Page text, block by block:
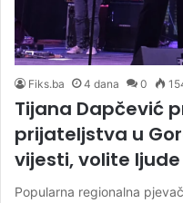
Fiks.ba 4 dana 0
Tijana Dapčević
prijateljstva u
vijesti, volite
Popularna regionalna